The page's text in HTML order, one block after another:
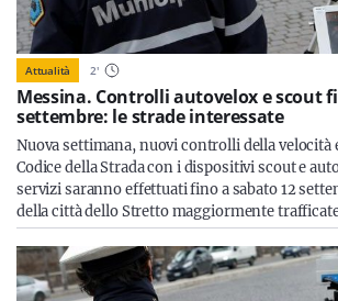
Attualità 2'
Messina. Controlli autovelox e scout
settembre: le strade interessate
Nuova settimana, nuovi controlli della velocità
Codice della Strada con i dispositivi scout e
servizi saranno effettuati fino a sabato 12
della città dello Stretto maggiormente